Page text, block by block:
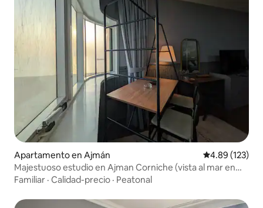
Apartamento en Ajmán Calificación
4.89 (123)
Majestuoso estudio en Ajman Corniche (vista al mar en
ángulo)
Familiar · Calidad-precio · Peatonal